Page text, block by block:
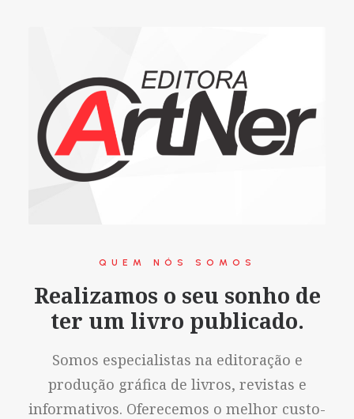
QUEM NÓS SOMOS
Realizamos o seu sonho de
ter um livro publicado.
Somos especialistas na editoração e
produção gráfica de livros, revistas e
informativos. Oferecemos o melhor custo-